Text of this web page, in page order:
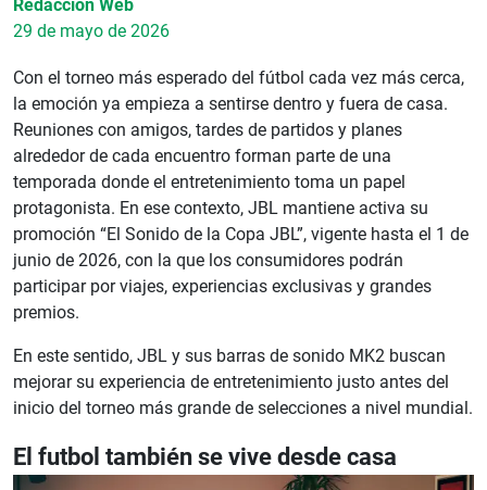
Redacción Web
29 de mayo de 2026
Con el torneo más esperado del fútbol cada vez más cerca,
la emoción ya empieza a sentirse dentro y fuera de casa.
Reuniones con amigos, tardes de partidos y planes
alrededor de cada encuentro forman parte de una
temporada donde el entretenimiento toma un papel
protagonista. En ese contexto, JBL mantiene activa su
promoción “El Sonido de la Copa JBL”, vigente hasta el 1 de
junio de 2026, con la que los consumidores podrán
participar por viajes, experiencias exclusivas y grandes
premios.
En este sentido, JBL y sus barras de sonido MK2 buscan
mejorar su experiencia de entretenimiento justo antes del
inicio del torneo más grande de selecciones a nivel mundial.
El futbol también se vive desde casa